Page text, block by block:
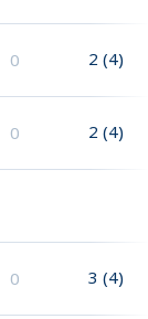
0 2 (4)
0 2 (4)
0 3 (4)